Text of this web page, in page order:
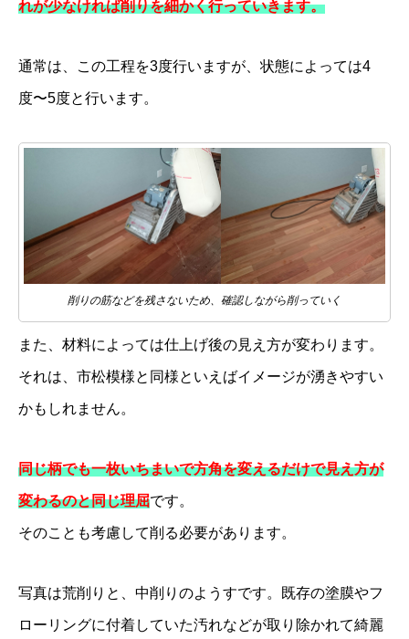
れが少なければ削りを細かく行っていきます。
通常は、この工程を3度行いますが、状態によっては4
度〜5度と行います。
削りの筋などを残さないため、確認しながら削っていく
また、材料によっては仕上げ後の見え方が変わります。
それは、市松模様と同様といえばイメージが湧きやすい
かもしれません。
同じ柄でも一枚いちまいで方角を変えるだけで見え方が
変わるのと同じ理屈です。
そのことも考慮して削る必要があります。
写真は荒削りと、中削りのようすです。既存の塗膜やフ
ローリングに付着していた汚れなどが取り除かれて綺麗